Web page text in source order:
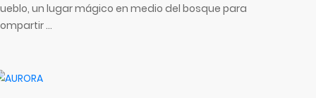
un lugar mágico en medio del bosque para
...